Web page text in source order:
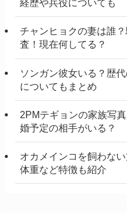
経歴や兵役についても
チャンヒョクの妻は誰
査！現在何してる？
ソンガン彼女いる？歴
についてもまとめ
2PMテギョンの家族写
婚予定の相手がいる？
オカメインコを飼わな
体重など特徴も紹介